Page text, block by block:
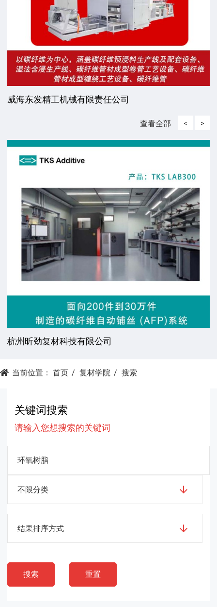
威海东发精工机械有限责任公司
查看全部 <
杭州昕劲复材科技有限公司
>
当前位置： 首页 复材学院 搜索
关键词搜索
请输入您想搜索的关键词
不限分类
结果排序方式
搜索 重置